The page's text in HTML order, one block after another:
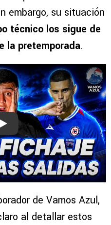
embargo, su situación
técnico los sigue de
la pretemporada.
Play
de Vamos Azul,
al detallar estos